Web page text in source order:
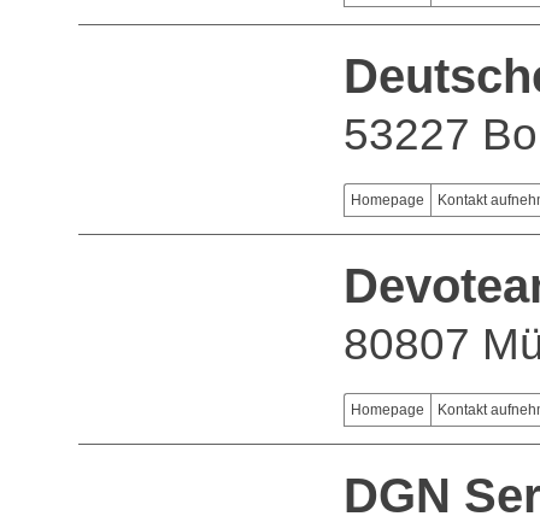
53227
Homepage Kontakt
80807
Homepage Kontakt
DGN